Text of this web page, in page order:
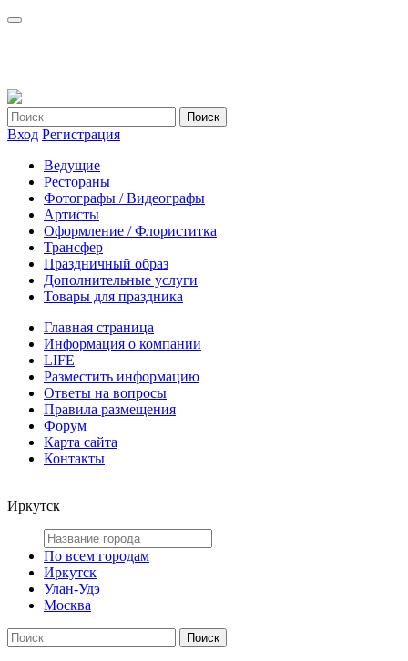
Вход Регистрация
Ведущие
Рестораны
Фотографы / Видеографы
Артисты
Оформление / Флориститка
Трансфер
Праздничный образ
Дополнительные услуги
Товары для праздника
Главная страница
Информация о компании
LIFE
Разместить информацию
Ответы на вопросы
Правила размещения
Форум
Карта сайта
Контакты
Иркутск
По всем городам
Иркутск
Улан-Удэ
Москва